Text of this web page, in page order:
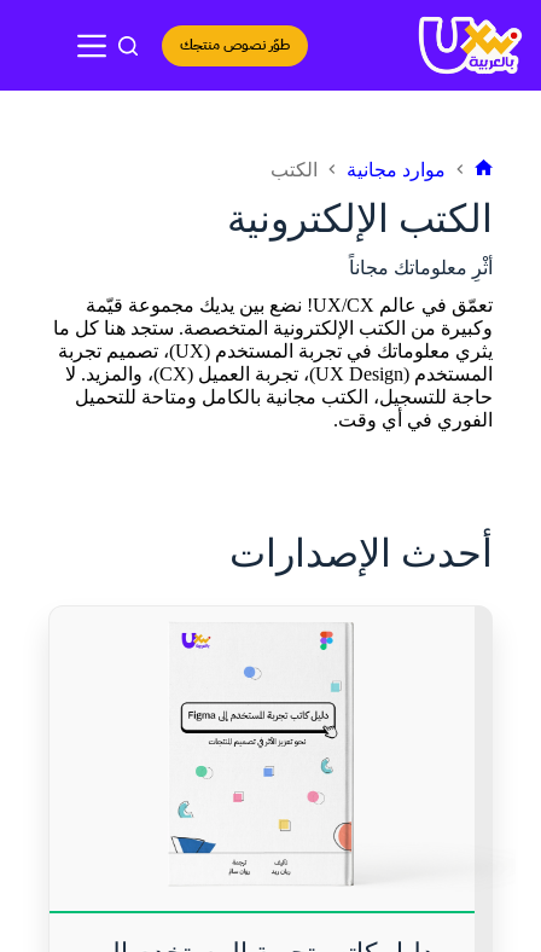
إلى
المحتوى
طوّر نصوص منتجك
موارد مجانية الكتب
الكتب الإلكترونية
أثْرِ معلوماتك مجاناً
تعمّق في عالم UX/CX! نضع بين يديك مجموعة قيّمة
وكبيرة من الكتب الإلكترونية المتخصصة. ستجد هنا كل ما
يثري معلوماتك في تجربة المستخدم (UX)، تصميم تجربة
المستخدم (UX Design)، تجربة العميل (CX)، والمزيد. لا
حاجة للتسجيل، الكتب مجانية بالكامل ومتاحة للتحميل
الفوري في أي وقت.
أحدث الإصدارات